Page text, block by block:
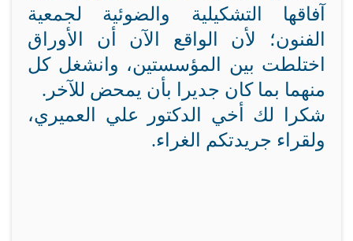
آفاقها التشكيلية والضوئية لجمعية
الفنون؛ لأن الواقع الآن أن الأوراق
اختلطت بين المؤسستين، وانشغل كل
منهما بما كان جديرا بأن يمحض للآخر.
شكرا لك أخي الدكتور علي العميري،
ولقراء جريدتكم الغراء.